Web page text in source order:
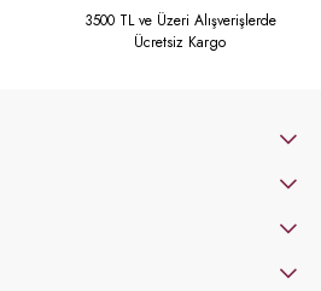
3500 TL ve Üzeri Alışverişlerde
Ücretsiz Kargo